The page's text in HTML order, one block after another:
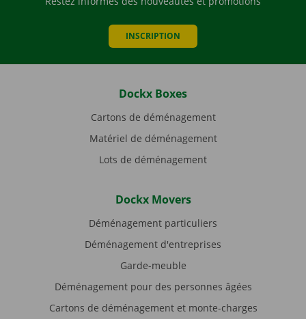
INSCRIPTION
Dockx Boxes
Cartons de déménagement
Matériel de déménagement
Lots de déménagement
Dockx Movers
Déménagement particuliers
Déménagement d'entreprises
Garde-meuble
Déménagement pour des personnes âgées
Cartons de déménagement et monte-charges